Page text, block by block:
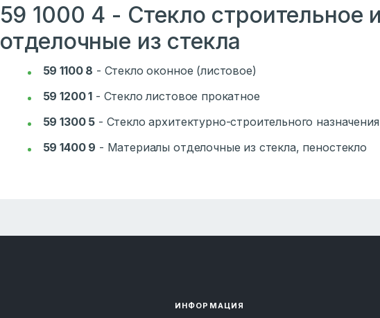
59 1000 4 - Стекло строительное
отделочные из стекла
59 1100 8 - Стекло оконное (листовое)
59 1200 1 - Стекло листовое прокатное
59 1300 5 - Стекло архитектурно-строительного назначения
59 1400 9 - Материалы отделочные из стекла, пеностекло
ИНФОРМАЦИЯ